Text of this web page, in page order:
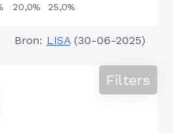
Bron: LISA(30-06-2025)
Filters